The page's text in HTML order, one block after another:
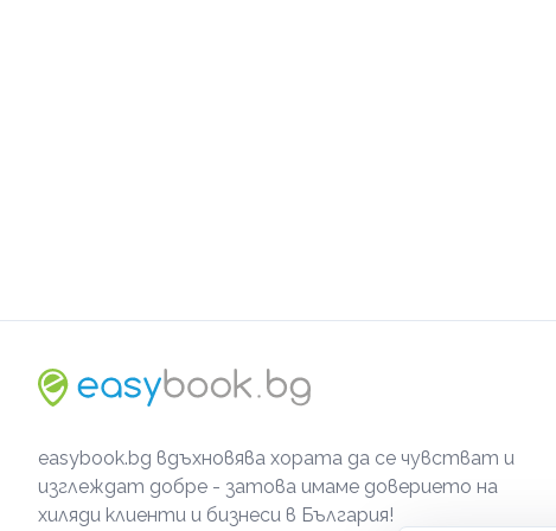
easybook.bg вдъхновява хората да се чувстват и
изглеждат добре - затова имаме доверието на
хиляди клиенти и бизнеси в България!